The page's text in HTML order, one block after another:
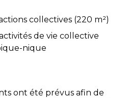
collectives (220 m²)
de vie collective
nique
ont été prévus afin de